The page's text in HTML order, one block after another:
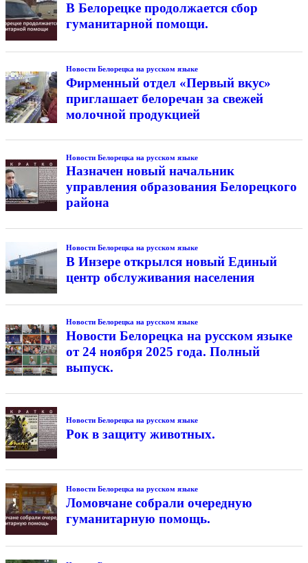
В Белорецке продолжается сбор
гуманитарной помощи.
Новости Белорецка на русском языке
Фирменный отдел «Первый вкус»
приглашает белоречан за свежей
молочной продукцией
Новости Белорецка на русском языке
Назначен новый начальник
управления образования Белорецкого
района
Новости Белорецка на русском языке
В Инзере открылся новый Единый
центр обслуживания населения
Новости Белорецка на русском языке
Новости Белорецка на русском языке
от 24 ноября 2025 года. Полный
выпуск.
Новости Белорецка на русском языке
Рок в защиту животных.
Новости Белорецка на русском языке
Ломовчане собрали очередную
гуманитарную помощь.